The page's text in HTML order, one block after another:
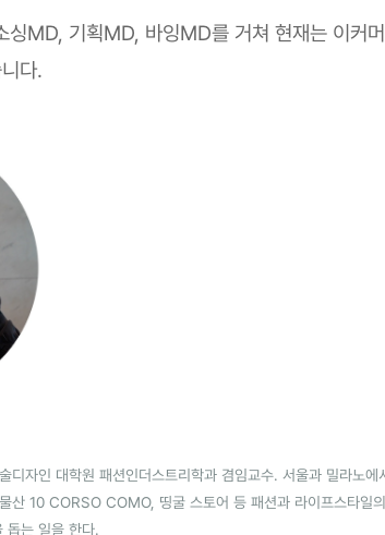
싱MD, 기획MD, 바잉MD를 거쳐 현재는 이커
다.
디자인 대학원 패션인더스트리학과 겸임교수. 서울과 밀라노에
산 10 CORSO COMO, 띵굴 스토어 등 패션과 라이프스타일
돕는 일을 한다.